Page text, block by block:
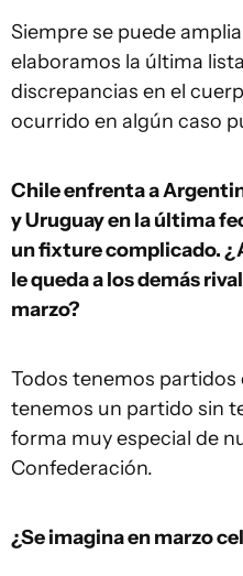
Siempre se puede
elaboramos la última
discrepancias en el
ocurrido en algún caso
Chile enfrenta a
y Uruguay en la última
un fixture complicado.
le queda a los demás
marzo?
Todos tenemos
tenemos un partido sin
forma muy especial de
Confederación.
¿Se imagina en marzo